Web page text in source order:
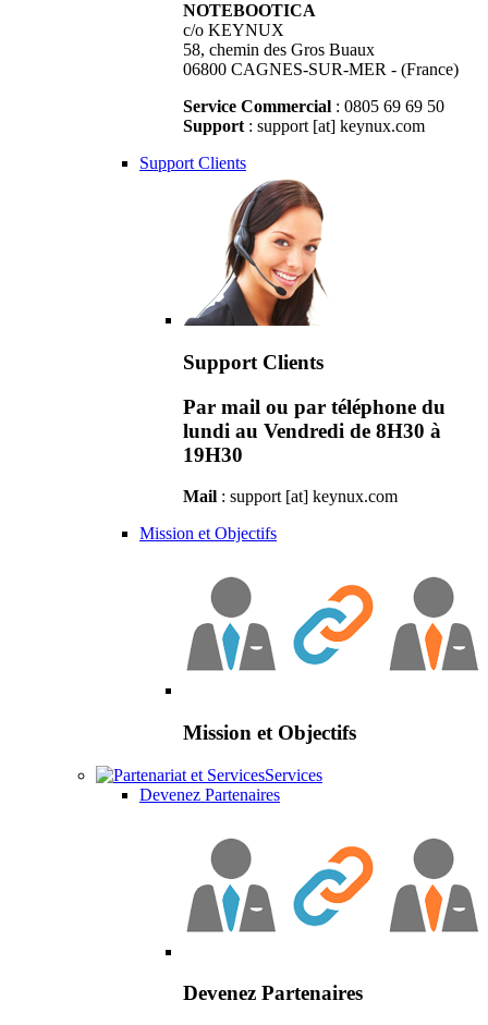
NOTEBOOTICA
c/o KEYNUX
58, chemin des Gros Buaux
06800 CAGNES-SUR-MER - (France)
Service Commercial : 0805 69 69 50
Support : support [at] keynux.com
Support Clients
Support Clients
Par mail ou par téléphone du
lundi au Vendredi de 8H30 à
19H30
Mail : support [at] keynux.com
Mission et Objectifs
Mission et Objectifs
Services
Devenez Partenaires
Devenez Partenaires